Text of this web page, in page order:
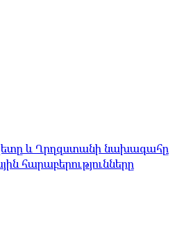
և Ղրղզստանի նախագահը
հարաբերությունները